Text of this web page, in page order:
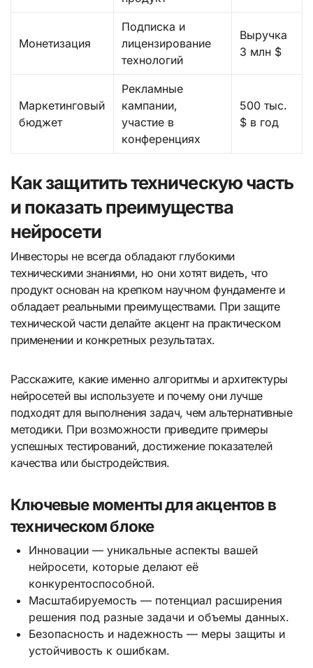
Монетизация
Подписка и
лицензирование
технологий
Выручка
3 млн $
Маркетинговый
бюджет
Рекламные
кампании,
участие в
конференциях
500 тыс.
$ в год
Как защитить техническую часть
и показать преимущества
нейросети
Инвесторы не всегда обладают глубокими
техническими знаниями, но они хотят видеть, что
продукт основан на крепком научном фундаменте и
обладает реальными преимуществами. При защите
технической части делайте акцент на практическом
применении и конкретных результатах.
Расскажите, какие именно алгоритмы и архитектуры
нейросетей вы используете и почему они лучше
подходят для выполнения задач, чем альтернативные
методики. При возможности приведите примеры
успешных тестирований, достижение показателей
качества или быстродействия.
Ключевые моменты для акцентов в
техническом блоке
Инновации — уникальные аспекты вашей
нейросети, которые делают её
конкурентоспособной.
Масштабируемость — потенциал расширения
решения под разные задачи и объемы данных.
Безопасность и надежность — меры защиты и
устойчивость к ошибкам.